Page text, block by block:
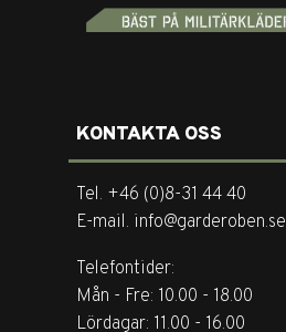
KONTAKTA OSS
Tel. +46 (0)8-31 44 40
E-mail. info@garderoben.se
Telefontider:
Mån - Fre: 10.00 - 18.00
Lördagar: 11.00 - 16.00